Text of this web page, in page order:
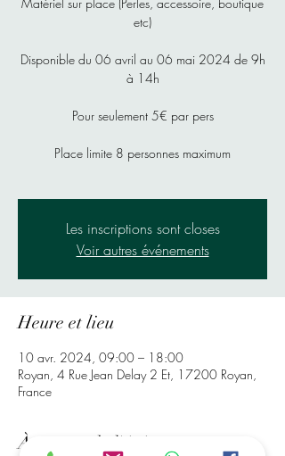
Matériel sur place (Perles, accessoire, boutique
etc)
Disponible du 06 avril au 06 mai 2024 de 9h
à 14h
Pour seulement 5€ par pers
Place limite 8 personnes maximum
Les inscriptions sont closes
Voir autres événements
Heure et lieu
10 avr. 2024, 09:00 – 18:00
Royan, 4 Rue Jean Delay 2 Et, 17200 Royan,
France
À propos de l'événement